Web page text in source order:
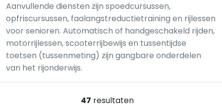
Aanvullende diensten zijn spoedcursussen,
opfriscursussen, faalangstreductietraining en rijlessen
voor senioren. Automatisch of handgeschakeld rijden,
motorrijlessen, scooterrijbewijs en tussentijdse
toetsen (tussenmeting) zijn gangbare onderdelen
van het rijonderwijs.
47 resultaten